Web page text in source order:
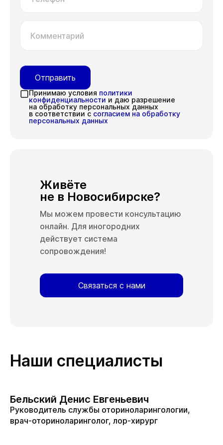
Комментарий
Принимаю условия политики
конфиденциальности и даю разрешение
на обработку персональных данных
в соответствии с согласием на обработку
персональных данных
Отправить
Живёте
не в Новосибирске?
Мы можем провести консультацию
онлайн. Для иногородних
действует система
сопровождения!
Связаться с нами
Наши специалисты
Бельский Денис Евгеньевич
Руководитель службы оториноларингологии,
врач-оториноларинголог, лор-хирург